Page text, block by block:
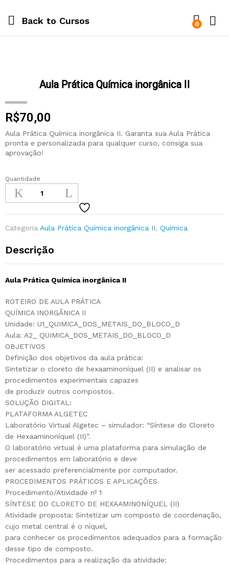
Back to Cursos 0
Aula Prática Química inorgânica II
R$70,00
Aula Prática Química inorgânica II. Garanta sua Aula Prática
pronta e personalizada para qualquer curso, consiga sua
aprovação!
Quantidade
Categoria Aula Prática Química inorgânica II, Química
Descrição
Aula Prática Química inorgânica II
ROTEIRO DE AULA PRÁTICA
QUÍMICA INORGÂNICA II
Unidade: U1_QUIMICA_DOS_METAIS_DO_BLOCO_D
Aula: A2_ QUIMICA_DOS_METAIS_DO_BLOCO_D
OBJETIVOS
Definição dos objetivos da aula prática:
Sintetizar o cloreto de hexaaminoníquel (II) e analisar os
procedimentos experimentais capazes
de produzir outros compostos.
SOLUÇÃO DIGITAL:
PLATAFORMA ALGETEC
Laboratório Virtual Algetec – simulador: “Síntese do Cloreto
de Hexaaminoníquel (II)”.
O laboratório virtual é uma plataforma para simulação de
procedimentos em laboratório e deve
ser acessado preferencialmente por computador.
PROCEDIMENTOS PRÁTICOS E APLICAÇÕES
Procedimento/Atividade nº 1
SÍNTESE DO CLORETO DE HEXAAMINONÍQUEL (II)
Atividade proposta: Sintetizar um composto de coordenação,
cujo metal central é o níquel,
para conhecer os procedimentos adequados para a formação
desse tipo de composto.
Procedimentos para a realização da atividade: